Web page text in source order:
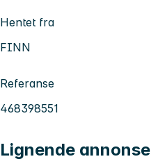
Hentet fra
FINN
Referanse
468398551
Lignende